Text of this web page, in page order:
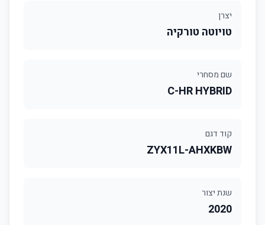
יצרן
טויוטה טורקיה
שם מסחרי
C-HR HYBRID
קוד דגם
ZYX11L-AHXKBW
שנת יצור
2020